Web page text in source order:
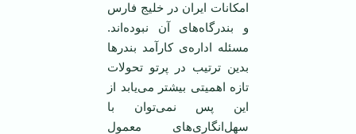
امکانات ايران در خليج فارس
و بندرگاه‌های آن نبوده‌اند.
مسئله اداره‌ی کارآمد بندرها
بدين ترتيب در پرتو تحولات
تازه اهميتی بيشتر می‌يابد از
اين پس نمی‌توان با
سهل‌انگاری‌های معمول